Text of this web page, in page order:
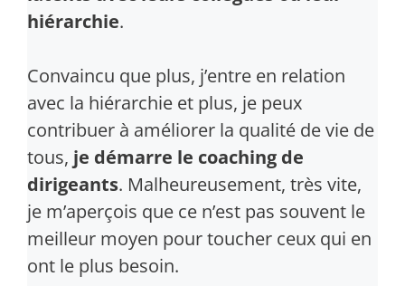
hiérarchie.
Convaincu que plus, j’entre en relation
avec la hiérarchie et plus, je peux
contribuer à améliorer la qualité de vie de
tous, je démarre le coaching de
dirigeants. Malheureusement, très vite,
je m’aperçois que ce n’est pas souvent le
meilleur moyen pour toucher ceux qui en
ont le plus besoin.